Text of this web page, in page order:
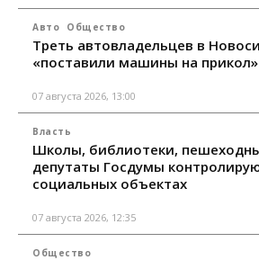
Авто Общество
Треть автовладельцев в
«поставили машины на прикол»
07 августа 2026, 13:00
Власть
Школы, библиотеки,
депутаты Госдумы
социальных объектах
07 августа 2026, 12:35
Общество